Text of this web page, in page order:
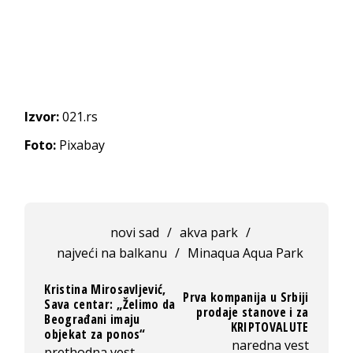
Izvor:021.rs
Foto: Pixabay
novi sad / akva park /
najveći na balkanu / Minaqua Aqua Park
Kristina Mirosavljević,
Sava centar: „Želimo da
Beograđani imaju
objekat za ponos“
Prva kompanija u Srbiji
prodaje stanove i za
KRIPTOVALUTE
naredna vest